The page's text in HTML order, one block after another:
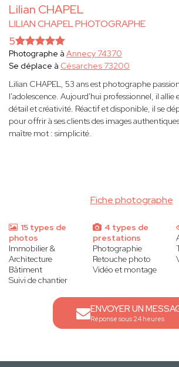
Lilian CHAPEL
LILIAN CHAPEL PHOTOGRAPHE
Fiche photographe
5
Photographe à Annecy 74370
Se déplace à Césarches 73200
Lilian CHAPEL, 53 ans est photographe
l'adolescence. Aujourd'hui professionnel, il allie
détail et créativité. Réactif et disponible, il se
pour offrir à ses clients des images
maître mot : simplicité.
15 types de
photos
Immobilier &
Architecture
Bâtiment
Suivi de chantier
4 types de
prestations
Photographie
Retouche photo
Vidéo et montage
ENVOYER UN
Réponse sous 24 heures